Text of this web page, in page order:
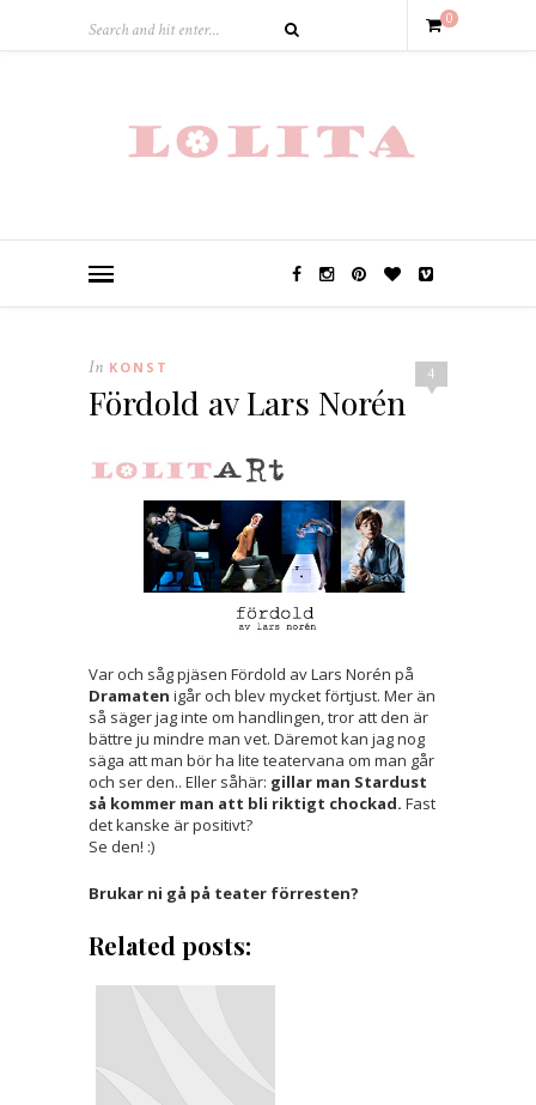
0
4
In KONST
Fördold av Lars Norén
Var och såg pjäsen Fördold av Lars Norén på
Dramaten igår och blev mycket förtjust. Mer än
så säger jag inte om handlingen, tror att den är
bättre ju mindre man vet. Däremot kan jag nog
säga att man bör ha lite teatervana om man går
och ser den.. Eller såhär: gillar man Stardust
så kommer man att bli riktigt chockad. Fast
det kanske är positivt?
Se den! :)
Brukar ni gå på teater förresten?
Related posts: